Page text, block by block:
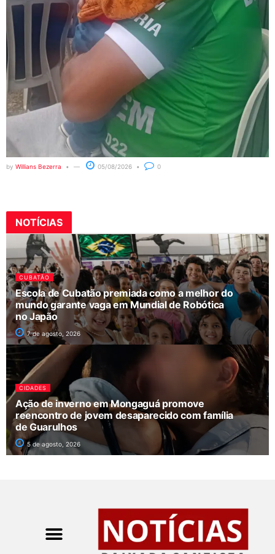
by Willians Bezerra 05/08/2026 0
NOTÍCIAS
CUBATÃO
Escola de Cubatão premiada como a melhor do
mundo garante vaga em Mundial de Robótica
no Japão
7 de agosto, 2026
CIDADES
Ação de inverno em Mongaguá promove
reencontro de jovem desaparecido com família
de Guarulhos
5 de agosto, 2026